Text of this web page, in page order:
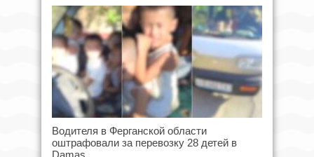
Водителя в Ферганской области
оштрафовали за перевозку 28 детей в
Damas